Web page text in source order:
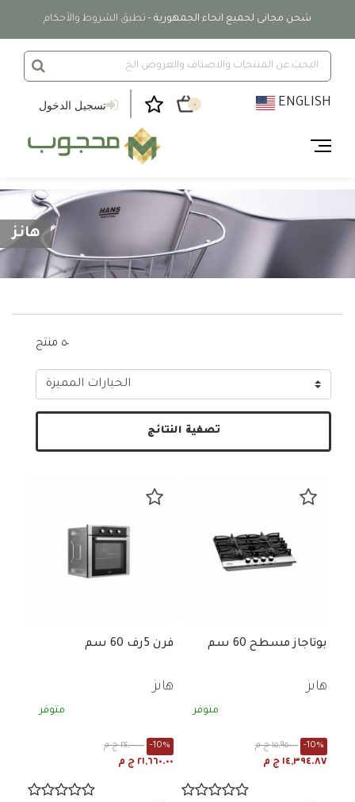
شحن مجانى لجميع انحاء الجمهورية - تطبق الشروط والأحكام
تسجيل الدخول ٠ ENGLISH
هانز
٥٠ منتج
تصفية النتائج
بوتاجاز مسطح 60 سم
هانز
متوفر
١٥,٩٥٠.٠٠ ج م -10%
١٤,٣٩٤.٨٧ ج م
فرن 5رف 60 سم
هانز
متوفر
٢٤,٠٠٠.٠٠ ج م -10%
٢١,٦٦٠.٠٠ ج م